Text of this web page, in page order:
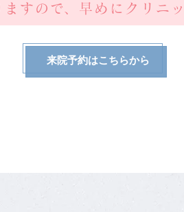
すので、早めにクリニ
来院予約はこちらから